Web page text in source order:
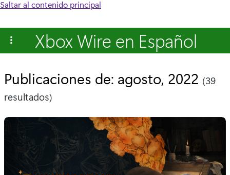
Saltar al contenido principal
Xbox Wire en Español
Publicaciones de: agosto, 2022 (39
resultados)